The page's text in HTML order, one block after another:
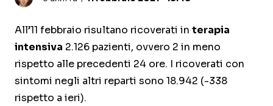
All’11 febbraio risultano ricoverati in terapia
intensiva 2.126 pazienti, ovvero 2 in meno
rispetto alle precedenti 24 ore. I ricoverati con
sintomi negli altri reparti sono 18.942 (-338
rispetto a ieri).